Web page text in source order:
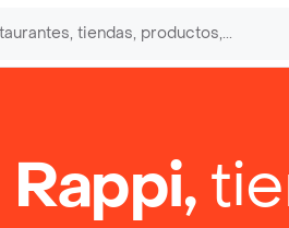
Rappi,